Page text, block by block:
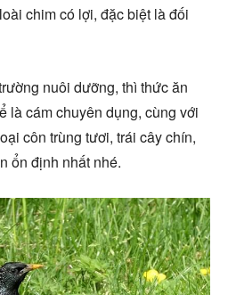
chim có lợi, đặc biệt là đối
nuôi dưỡng, thì thức ăn
là cám chuyên dụng, cùng với
côn trùng tươi, trái cây chín,
ổn định nhất nhé.